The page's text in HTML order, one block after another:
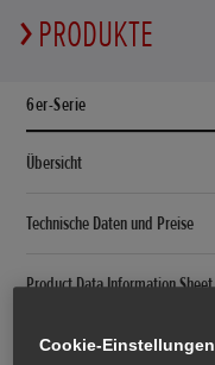
PRODUKTE
6er-Serie
Übersicht
Technische Daten und Preise
Product Data Information Sheet
7-Serie
Cookie-Einstellungen